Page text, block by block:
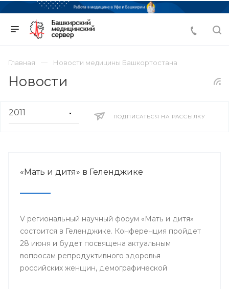
Главная Новости медицины Башкортостана
Новости
ПОДПИСАТЬСЯ НА РАССЫЛКУ
«Мать и дитя» в Геленджике
V региональный научный форум «Мать и дитя»
состоится в Геленджике. Конференция пройдет
28 июня и будет посвящена актуальным
вопросам репродуктивного здоровья
российских женщин, демографической